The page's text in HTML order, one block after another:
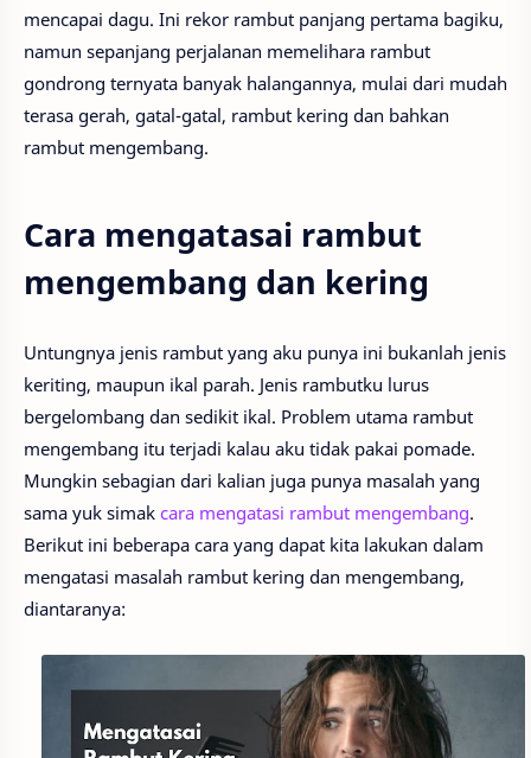
mencapai dagu. Ini rekor rambut panjang pertama bagiku,
namun sepanjang perjalanan memelihara rambut
gondrong ternyata banyak halangannya, mulai dari mudah
terasa gerah, gatal-gatal, rambut kering dan bahkan
rambut mengembang.
Cara mengatasai rambut
mengembang dan kering
Untungnya jenis rambut yang aku punya ini bukanlah jenis
keriting, maupun ikal parah. Jenis rambutku lurus
bergelombang dan sedikit ikal. Problem utama rambut
mengembang itu terjadi kalau aku tidak pakai pomade.
Mungkin sebagian dari kalian juga punya masalah yang
sama yuk simak cara mengatasi rambut mengembang.
Berikut ini beberapa cara yang dapat kita lakukan dalam
mengatasi masalah rambut kering dan mengembang,
diantaranya: